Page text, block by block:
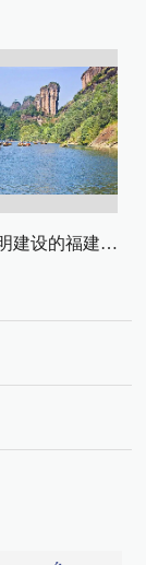
数字生态文明建设的福建路径与启示